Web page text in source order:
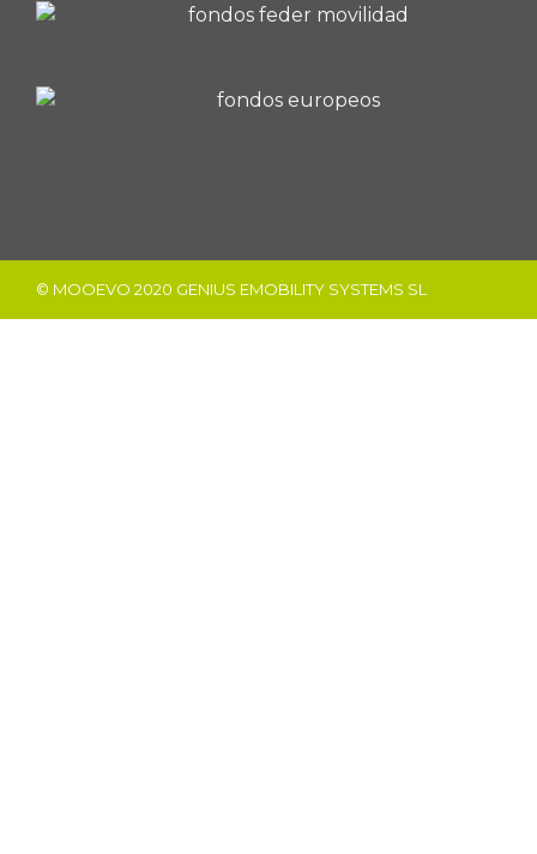
© MOOEVO 2020 GENIUS EMOBILITY SYSTEMS SL